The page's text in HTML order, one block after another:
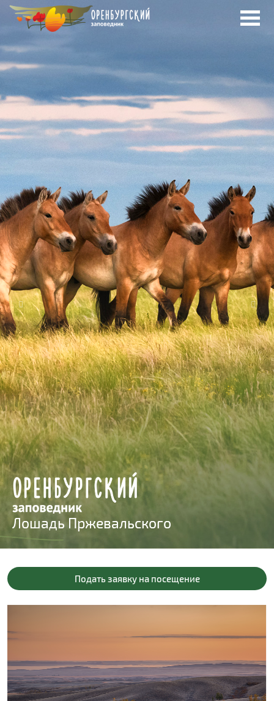
Перейти к основному содержанию
Лошадь Пржевальского
Previous Next
Подать заявку на посещение